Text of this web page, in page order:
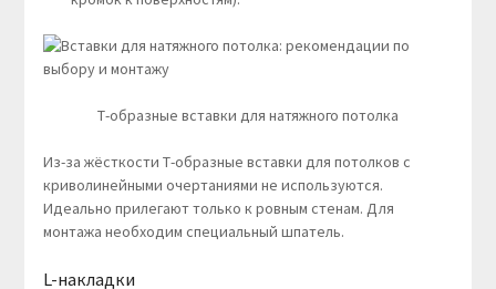
Т-образные вставки для натяжного потолка
Из-за жёсткости Т-образные вставки для потолков с
криволинейными очертаниями не используются.
Идеально прилегают только к ровным стенам. Для
монтажа необходим специальный шпатель.
L-накладки